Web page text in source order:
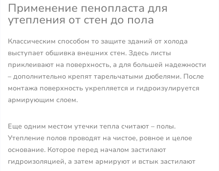
Применение пенопласта для
утепления от стен до пола
Классическим способом то защите зданий от холода
выступает обшивка внешних стен. Здесь листы
приклеивают на поверхность, а для большей надежности
– дополнительно крепят тарельчатыми дюбелями. После
монтажа поверхность укрепляется и гидроизулируется
армирующим слоем.
Еще одним местом утечки тепла считают – полы.
Утепление полов проводят на чистое, ровное и целое
основание. Которое перед началом застилают
гидроизоляцией, а затем армируют и встык застилают